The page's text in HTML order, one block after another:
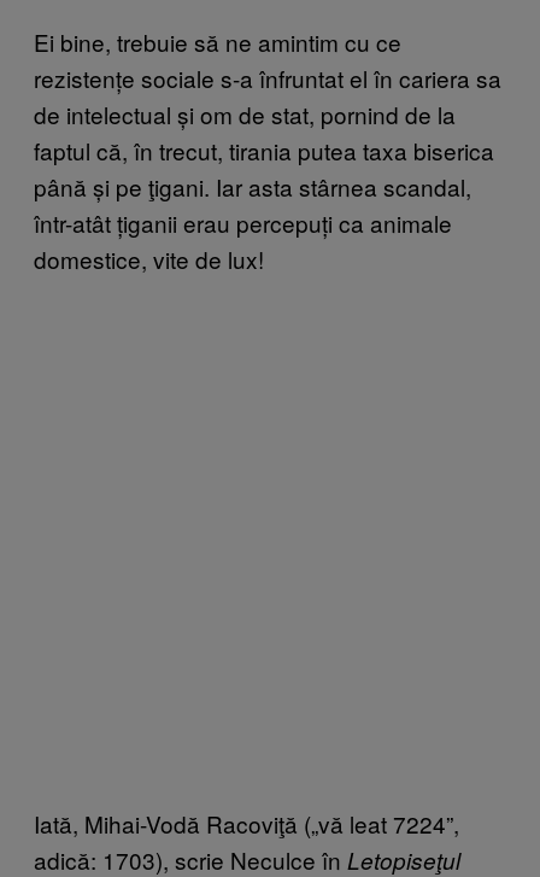
Ei bine, trebuie să ne amintim cu ce
rezistențe sociale s-a înfruntat el în cariera sa
de intelectual și om de stat, pornind de la
faptul că, în trecut, tirania putea taxa biserica
până și pe ţigani. Iar asta stârnea scandal,
într-atât țiganii erau percepuți ca animale
domestice, vite de lux!
Iată, Mihai-Vodă Racoviţă („vă leat 7224”,
adică: 1703), scrie Neculce în Letopiseţul